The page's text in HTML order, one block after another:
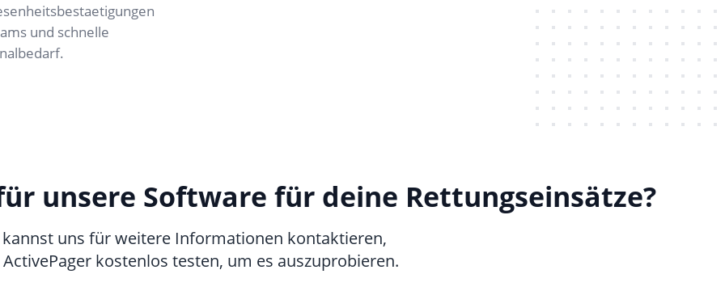
und schnelle
unsere Software für deine Rettungseinsätze?
kannst uns für weitere Informationen kontaktieren,
kostenlos testen, um es auszuprobieren.